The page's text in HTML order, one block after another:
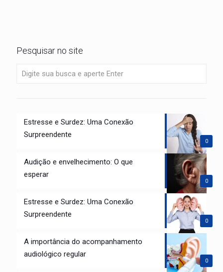
Pesquisar no site
0
Estresse e Surdez: Uma Conexão
Surpreendente
0
Audição e envelhecimento: O que
esperar
0
Estresse e Surdez: Uma Conexão
Surpreendente
0
A importância do acompanhamento
audiológico regular